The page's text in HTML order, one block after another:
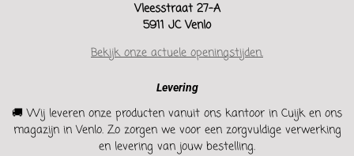
Vleesstraat 27-A
5911 JC Venlo
Bekijk onze actuele openingstijden.
Levering
🚚 Wij leveren onze producten vanuit ons kantoor in Cuijk en ons
magazijn in Venlo. Zo zorgen we voor een zorgvuldige verwerking
en levering van jouw bestelling.